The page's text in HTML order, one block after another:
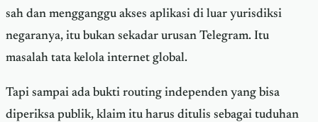
sah dan mengganggu akses aplikasi di luar yurisdiksi
negaranya, itu bukan sekadar urusan Telegram. Itu
masalah tata kelola internet global.
Tapi sampai ada bukti routing independen yang bisa
diperiksa publik, klaim itu harus ditulis sebagai tuduhan